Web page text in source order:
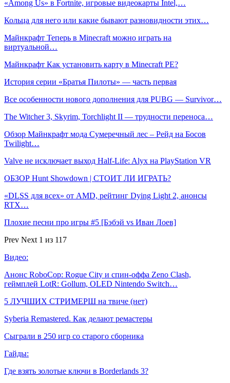
«Among Us» в Fortnite, игровые видеокарты Intel,…
Кольца для него или какие бывают разновидности этих…
Майнкрафт Теперь в Minecraft можно играть на
виртуальной…
Майнкрафт Как установить карту в Minecraft PE?
История серии «Братья Пилоты» — часть первая
Все особенности нового дополнения для PUBG — Survivor…
The Witcher 3, Skyrim, Torchlight II — трудности переноса…
Обзор Майнкрафт мода Сумеречный лес – Рейд на Босов
Twilight…
Valve не исключает выход Half-Life: Alyx на PlayStation VR
ОБЗОР Hunt Showdown | СТОИТ ЛИ ИГРАТЬ?
«DLSS для всех» от AMD, рейтинг Dying Light 2, анонсы
RTX…
Плохие песни про игры #5 [Бэбэй vs Иван Лоев]
Prev Next 1 из 117
Видео:
Анонс RoboCop: Rogue City и спин-оффа Zeno Clash,
геймплей LotR: Gollum, OLED Nintendo Switch…
5 ЛУЧШИХ СТРИМЕРШ на твиче (нет)
Syberia Remastered. Как делают ремастеры
Сыграли в 250 игр со старого сборника
Гайды:
Где взять золотые ключи в Borderlands 3?